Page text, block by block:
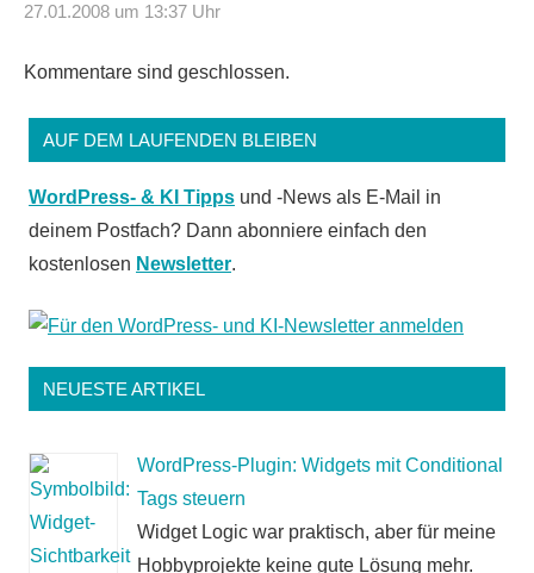
27.01.2008 um 13:37 Uhr
Kommentare sind geschlossen.
AUF DEM LAUFENDEN BLEIBEN
WordPress- & KI Tipps und -News als E-Mail in
deinem Postfach? Dann abonniere einfach den
kostenlosen Newsletter.
NEUESTE ARTIKEL
WordPress-Plugin: Widgets mit Conditional
Tags steuern
Widget Logic war praktisch, aber für meine
Hobbyprojekte keine gute Lösung mehr.